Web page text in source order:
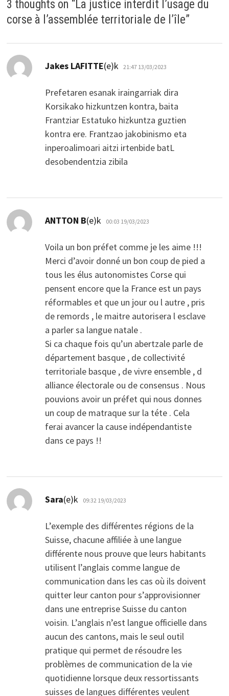
3 thoughts on “La justice interdit l’usage du
corse à l’assemblée territoriale de l’île”
Jakes LAFITTE(e)k dio:
21:47 13/03/2023
Prefetaren esanak iraingarriak dira
Korsikako hizkuntzen kontra, baita
Frantziar Estatuko hizkuntza guztien
kontra ere. Frantzao jakobinismo eta
inperoalimoari aitzi irtenbide batL
desobendentzia zibila
ANTTON B(e)k dio:
00:03 19/03/2023
Voila un bon préfet comme je les aime !!!
Merci d’avoir donné un bon coup de pied a
tous les élus autonomistes Corse qui
pensent encore que la France est un pays
réformables et que un jour ou l autre , pris
de remords , le maitre autorisera l esclave
a parler sa langue natale .
Si ca chaque fois qu’un abertzale parle de
département basque , de collectivité
territoriale basque , de vivre ensemble , d
alliance électorale ou de consensus . Nous
pouvions avoir un préfet qui nous donnes
un coup de matraque sur la téte . Cela
ferai avancer la cause indépendantiste
dans ce pays !!
Sara(e)k dio:
09:32 19/03/2023
L’exemple des différentes régions de la
Suisse, chacune affiliée à une langue
différente nous prouve que leurs habitants
utilisent l’anglais comme langue de
communication dans les cas où ils doivent
quitter leur canton pour s’approvisionner
dans une entreprise Suisse du canton
voisin. L’anglais n’est langue officielle dans
aucun des cantons, mais le seul outil
pratique qui permet de résoudre les
problèmes de communication de la vie
quotidienne lorsque deux ressortissants
suisses de langues différentes veulent